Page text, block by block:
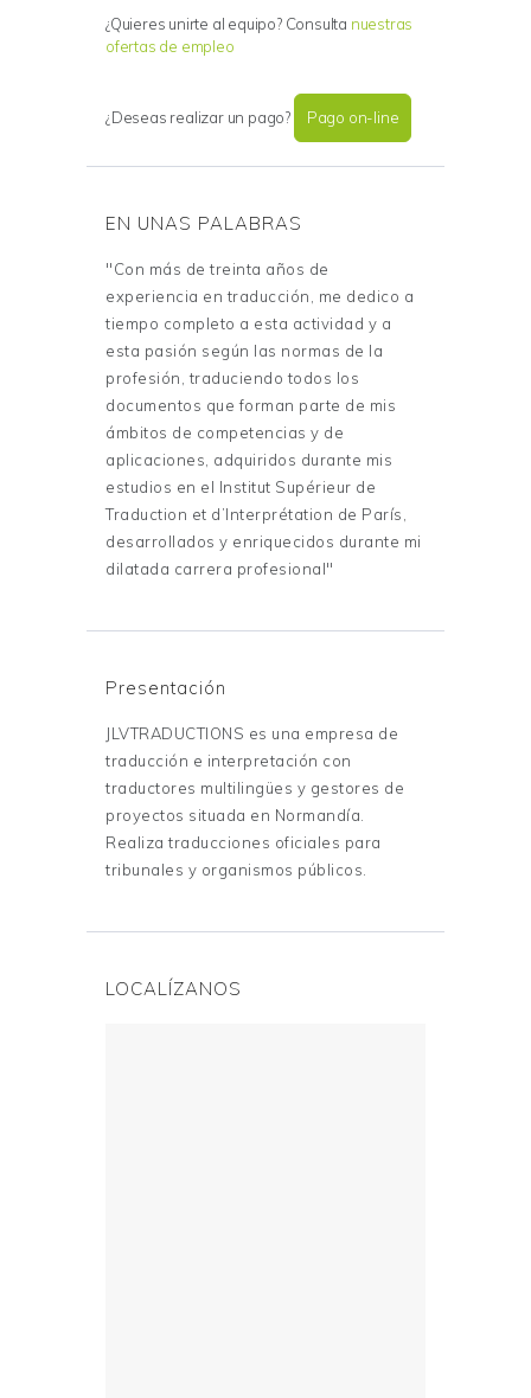
¿Quieres unirte al equipo? Consulta nuestras
ofertas de empleo
¿Deseas realizar un pago? Pago on-line
EN UNAS PALABRAS
"Con más de treinta años de
experiencia en traducción, me dedico a
tiempo completo a esta actividad y a
esta pasión según las normas de la
profesión, traduciendo todos los
documentos que forman parte de mis
ámbitos de competencias y de
aplicaciones, adquiridos durante mis
estudios en el Institut Supérieur de
Traduction et d’Interprétation de París,
desarrollados y enriquecidos durante mi
dilatada carrera profesional"
Presentación
JLVTRADUCTIONS es una empresa de
traducción e interpretación con
traductores multilingües y gestores de
proyectos situada en Normandía.
Realiza traducciones oficiales para
tribunales y organismos públicos.
LOCALÍZANOS